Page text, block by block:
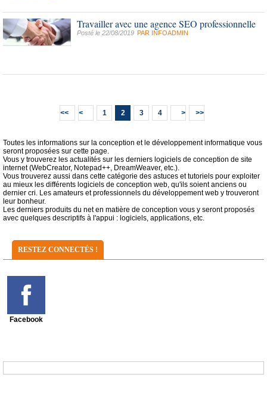
Travailler avec une agence SEO professionnelle
Posté le 22/08/2019 PAR INFOADMIN
1 2 3 4
Toutes les informations sur la conception et le développement informatique vous
seront proposées sur cette page.
Vous y trouverez les actualités sur les derniers logiciels de conception de site
internet (WebCreator, Notepad++, DreamWeaver, etc.).
Vous trouverez aussi dans cette catégorie des astuces et tutoriels pour exploiter
au mieux les différents logiciels de conception web, qu'ils soient anciens ou
dernier cri. Les amateurs et professionnels du développement web y trouveront
leur bonheur.
Les derniers produits du net en matière de conception vous y seront proposés
avec quelques descriptifs à l'appui : logiciels, applications, etc.
RESTEZ CONNECTÉS !
Facebook